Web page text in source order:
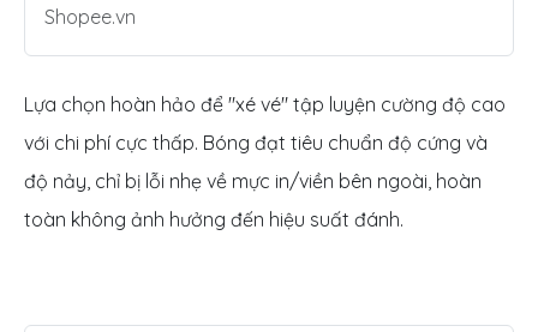
Shopee.vn
Lựa chọn hoàn hảo để "xé vé" tập luyện cường độ cao
với chi phí cực thấp. Bóng đạt tiêu chuẩn độ cứng và
độ nảy, chỉ bị lỗi nhẹ về mực in/viền bên ngoài, hoàn
toàn không ảnh hưởng đến hiệu suất đánh.